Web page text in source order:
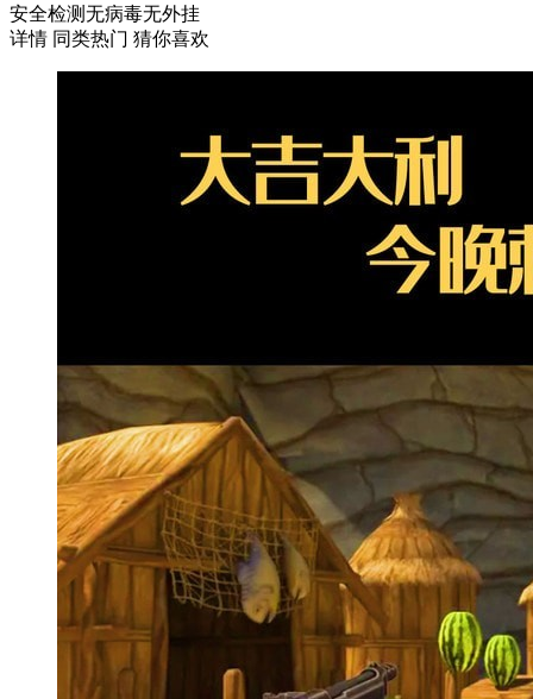
安全检测无病毒无外挂
详情 同类热门 猜你喜欢